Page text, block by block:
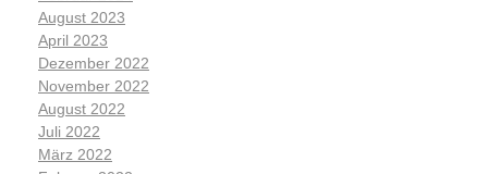
August 2023
April 2023
Dezember 2022
November 2022
August 2022
Juli 2022
März 2022